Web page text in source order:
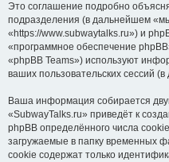
Это соглашение подробно
подразделения (в дальнейшем
«https://www.subwaytalks.ru») и
«программное обеспечение
«phpBB Teams») используют
ваших пользовательских сессий
Ваша информация собирается
«SubwayTalks.ru» приведёт к
phpBB определённого числа
загружаемые в папку временных
cookie содержат только